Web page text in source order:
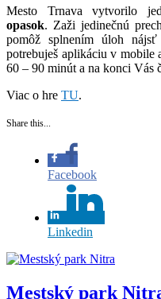
Mesto Trnava vytvorilo
opasok. Zaži jedinečnú
pomôž splnením úloh
potrebuješ aplikáciu v mobile
60 – 90 minút a na konci Vás
Viac o hre TU.
Share this...
Facebook
Linkedin
Mestský park